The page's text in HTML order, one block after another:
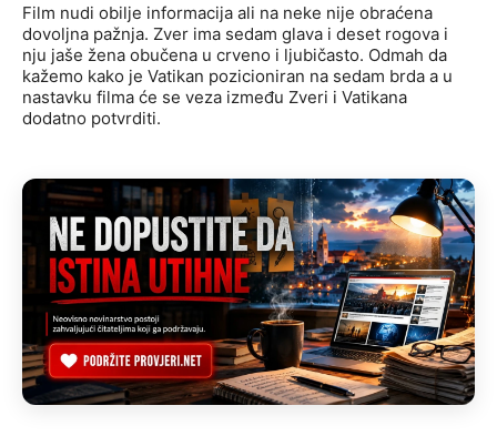
Film nudi obilje informacija ali na neke nije obraćena
dovoljna pažnja. Zver ima sedam glava i deset rogova i
nju jaše žena obučena u crveno i ljubičasto. Odmah da
kažemo kako je Vatikan pozicioniran na sedam brda a u
nastavku filma će se veza između Zveri i Vatikana
dodatno potvrditi.